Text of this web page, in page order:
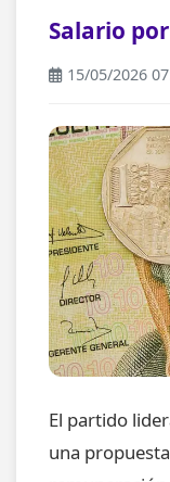
Salario
15/05/2026
El partido
una